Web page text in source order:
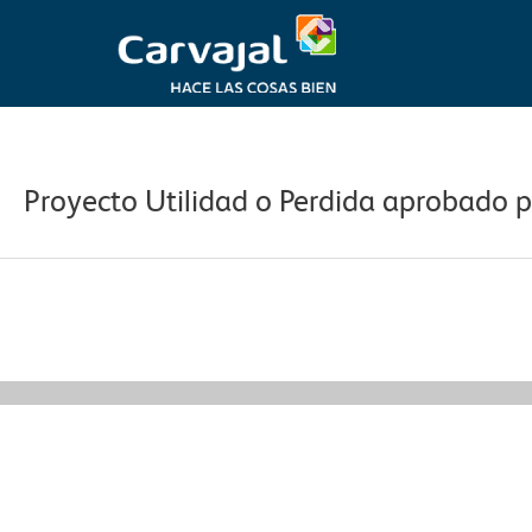
Proyecto Utilidad o Perdida aprobado